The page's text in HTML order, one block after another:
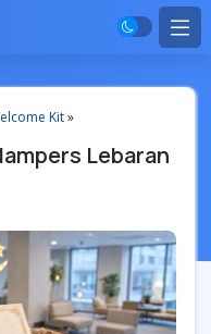
Kit»
Lebaran